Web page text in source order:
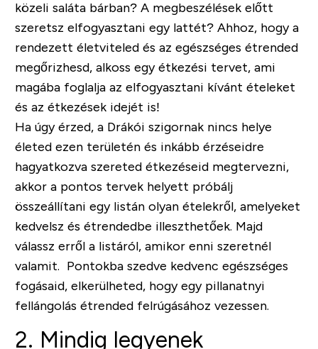
közeli saláta bárban? A megbeszélések előtt
szeretsz elfogyasztani egy lattét? Ahhoz, hogy a
rendezett életviteled és az egészséges étrended
megőrizhesd, alkoss egy étkezési tervet, ami
magába foglalja az elfogyasztani kívánt ételeket
és az étkezések idejét is!
Ha úgy érzed, a Drákói szigornak nincs helye
életed ezen területén és inkább érzéseidre
hagyatkozva szereted étkezéseid megtervezni,
akkor a pontos tervek helyett próbálj
összeállítani egy listán olyan ételekről, amelyeket
kedvelsz és étrendedbe illeszthetőek. Majd
válassz erről a listáról, amikor enni szeretnél
valamit. Pontokba szedve kedvenc egészséges
fogásaid, elkerülheted, hogy egy pillanatnyi
fellángolás étrended felrúgásához vezessen.
2. Mindig legyenek